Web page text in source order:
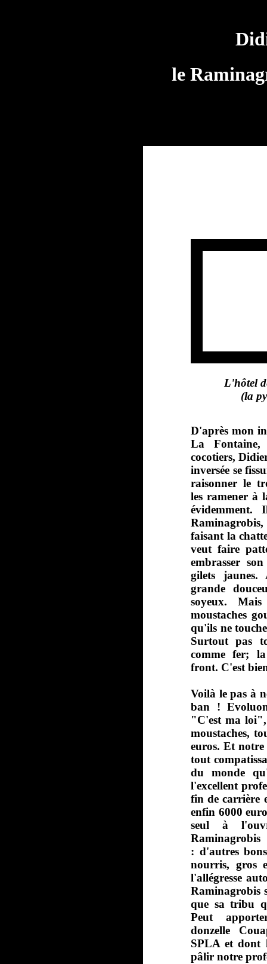
le
L'hôtel
(la
D'après mon
La
cocotiers,
inversée se
raisonner le
les ramener à
faisant la
veut faire
embrasser
gilets
grande
soyeux.
moustaches
qu'ils ne
Surtout pas
comme fer;
front. C'est
Voilà le pas à
ban !
"C'est ma loi",
moustaches,
euros. Et
tout
du monde
l'excellent
fin de carrière
enfin 6000
seul à
: d'autres
nourris, gros
l'allégresse
Raminagrobis
que sa tribu
Peut
donzelle
SPLA et dont
pâlir notre